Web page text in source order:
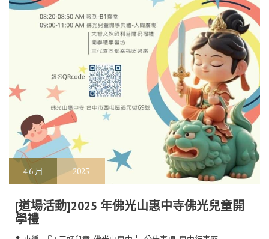
46 月 2025
[道場活動]2025 年佛光山惠中寺佛光兒童開
學禮